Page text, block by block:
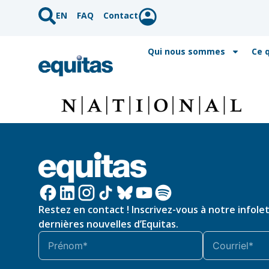
EN FAQ Contact
Qui nous sommes Ce
Restez en contact ! Inscrivez-vous à notre
dernières nouvelles d’Equitas.